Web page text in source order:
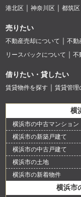
港北区 神奈川区 都筑区
売りたい
不動産売却について 不動
リースバックについて
不
借りたい・貸したい
賃貸物件を探す 賃貸管理
横
横浜市の中古マンション
横浜市の新築戸建て
横浜市の中古戸建て
横浜市の土地
横浜市の新着物件
横浜市